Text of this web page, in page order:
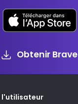
Obtenir Brave
l'utilisateur